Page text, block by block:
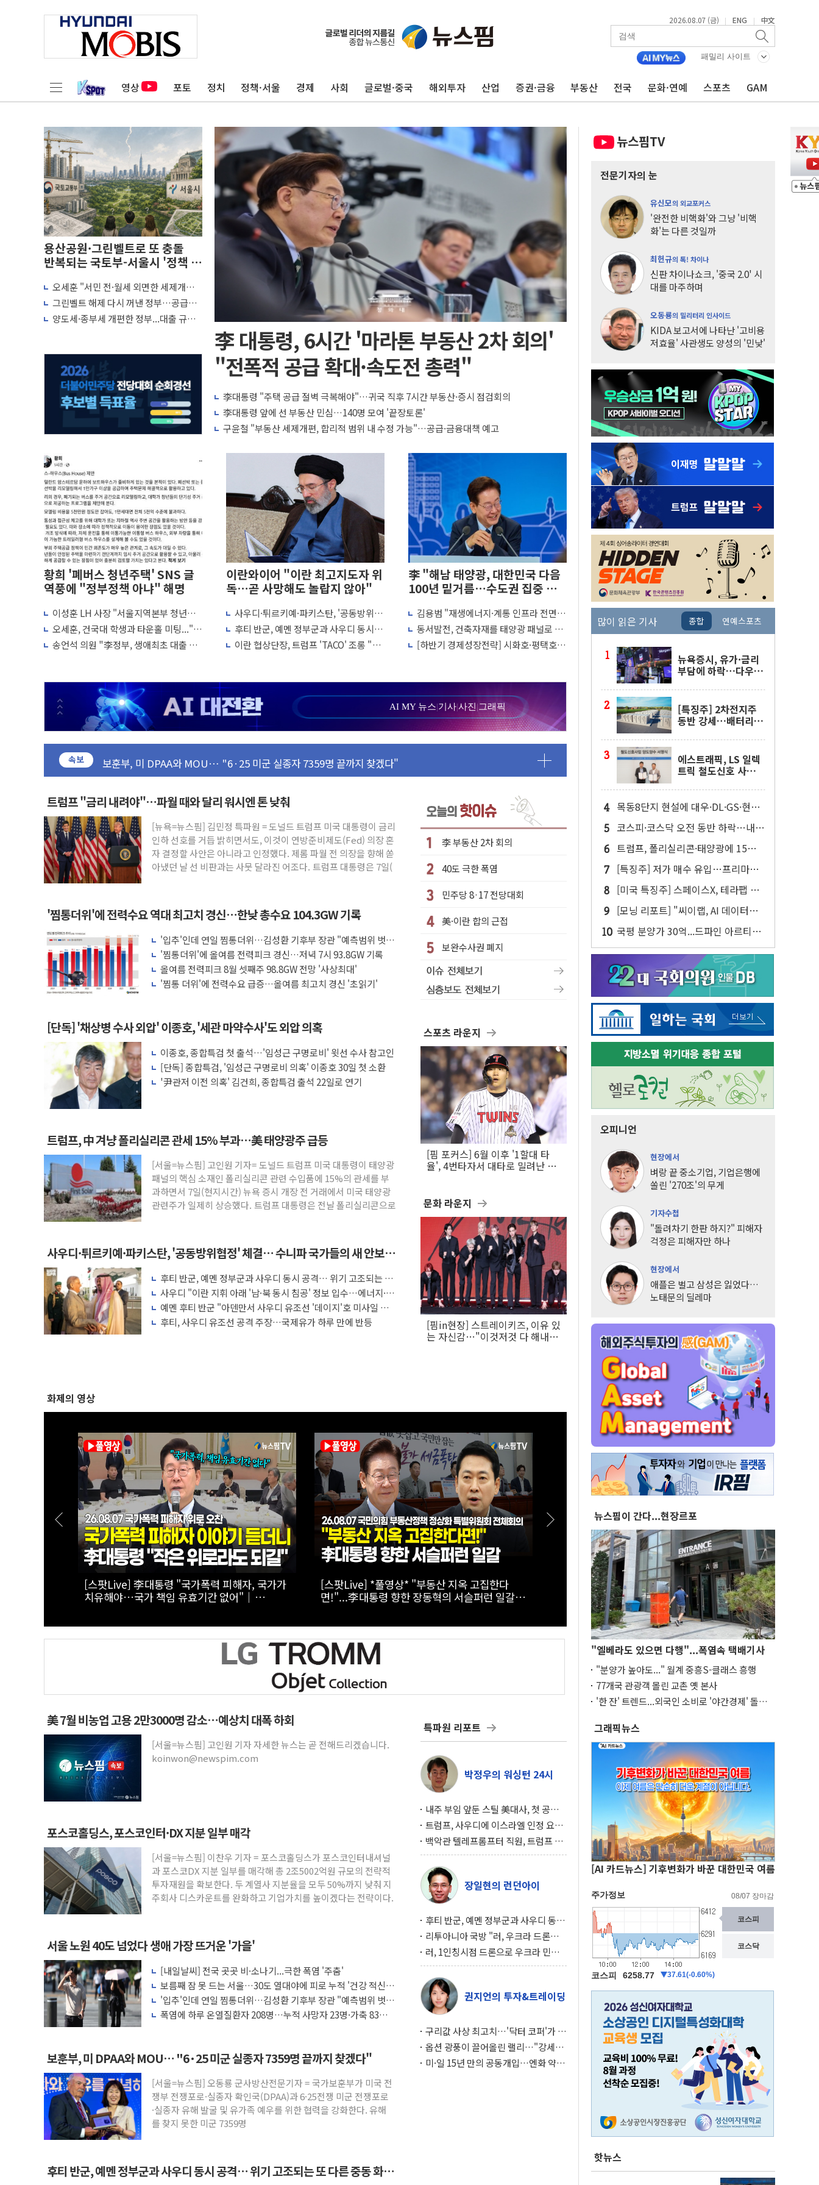
2026.08.07 (금) | ENG | 中文
패밀리 사이트
영상 포토 정치 정책·서울 경제 사회 글로벌·중국 해외투자 산업 증권·금융 부동산 전국 문화·연예 스포츠 GAM
용산공원·그린벨트로 또 충돌
반복되는 국토부-서울시 '정책 엇
오세훈 "서민 전·월세 외면한 세제개
편"…용산공원 훼손 안 돼
그린벨트 해제 다시 꺼낸 정부…공급난
해소 '단기 효과' 불투명
양도세·종부세 개편한 정부...대출 규제
李 대통령, 6시간 '마라톤 부동산 2차 회의'
"전폭적 공급 확대·속도전 총력"
李대통령 "주택 공급 절벽 극복해야"…귀국 직후 7시간 부동산·증시 점검회의
李대통령 앞에 선 부동산 민심…140명 모여 '끝장토론'
구윤철 "부동산 세제개편, 합리적 범위 내 수정 가능"…공급·금융대책 예고
황희 '폐버스 청년주택' SNS 글
역풍에 "정부정책 아냐" 해명
이성훈 LH 사장 "서울지역본부 청년주
택으로"…직원 사기 회복도 숙제
오세훈, 건국대 학생과 타운홀 미팅..."청
년 주택 7.4만가구 공급 실현"
송언석 의원 "李정부, 생애최초 대출 6억
이란와이어 "이란 최고지도자 위
독…곧 사망해도 놀랍지 않아"
사우디·튀르키예·파키스탄, '공동방위
협정' 체결… 수니파 국가들의 새 안보
협력 구도
후티 반군, 예멘 정부군과 사우디 동시 공
격… 위기 고조되는 또 다른 중동 화약고
이란 협상단장, 트럼프 'TACO' 조롱 "쇼
李 "해남 태양광, 대한민국 다음
100년 밑거름…수도권 집중 완
김용범 "재생에너지·계통 인프라 전면
개편…8월 '국가 에너지 비전' 발표"
동서발전, 건축자재를 태양광 패널로 활
용한다…차세대 에너지 기술 실증 착수
[하반기 경제성장전략] 시화호·평택호
AI MY 뉴스|기사|사진 |그래픽
속보
이란의 핵심 원유 수출항 '하르그섬', 최근 1주일 이상 '올스톱'… 美 해상봉쇄 영향
美 고용 쇼크에 엔화 장중 급등…시장은 "또 개입했나" 촉각
[AI MY 뉴스] 뉴욕 반도체주 프리뷰...美 고용 쇼크에 반도체주 '활짝'
[종합] 美 7월 고용 2만3000명 감소 '쇼크'…9월 금리 인상 기대 후퇴
[사진] 이슬람 수니파 3개국, 공동방위협정 체결
뉴욕증시 개장 전 특징주...아틀라시안·클라우드플레어·태양광주↑ VS 트레이드데스크·웬디스↓
보훈부, 미 DPAA와 MOU… "6·25 미군 실종자 7359명 끝까지 찾겠다"
트럼프 "금리 내려야"…파월 때와 달리 워시엔 톤 낮춰
특정 정치인 측근 포항시 정책특보 내정설...포항시 '시끌'
李 "해남 태양광, 대한민국 다음 100년 밑거름…수도권 집중 완화 전환점"
李 대통령, '6시간 마라톤 부동산 2차 회의' 주재… "전폭적 공급 확대·속도전 총력"
트럼프, 中 겨냥 폴리실리콘 관세 15% 부과…美 태양광주 급등
[사진] 빈살만과 에르도안의 만남
이란와이어 "이란 최고지도자 위독…곧 사망해도 놀랍지 않아"
[인도증시] 중동 불안 속 유가 상승에 소폭 하락...금융주 낙폭 커
폭염 누그러지고 가뭄 숙지나...경북동해안권 8~9일 최대 100mm 호우
사우디·튀르키예·파키스탄, '공동방위협정' 체결… 수니파 국가들의 새 안보 협력 구도
트럼프 "금리 내려야"…파월 때와 달리 워시엔 톤 낮춰
[뉴욕=뉴스핌] 김민정 특파원 = 도널드 트럼프 미국 대통령이 금리
인하 선호를 거듭 밝히면서도, 이것이 연방준비제도(Fed) 의장 혼
자 결정할 사안은 아니라고 인정했다. 제롬 파월 전 의장을 향해 쏟
아냈던 날 선 비판과는 사뭇 달라진 어조다. 트럼프 대통령은 7일(
'찜통더위'에 전력수요 역대 최고치 경신…한낮 총수요 104.3GW 기록
'입추'인데 연일 찜통더위…김성환 기후부 장관 "예측범위 벗어
나도 즉시대응"
'찜통더위'에 올여름 전력피크 경신…저녁 7시 93.8GW 기록
올여름 전력피크 8월 셋째주 98.8GW 전망 '사상최대'
'찜통 더위'에 전력수요 급증…올여름 최고치 경신 '초읽기'
[단독] '채상병 수사 외압' 이종호, '세관 마약수사'도 외압 의혹
이종호, 종합특검 첫 출석…'임성근 구명로비' 윗선 수사 참고인
[단독] 종합특검, '임성근 구명로비 의혹' 이종호 30일 첫 소환
'尹관저 이전 의혹' 김건희, 종합특검 출석 22일로 연기
트럼프, 中 겨냥 폴리실리콘 관세 15% 부과…美 태양광주 급등
[서울=뉴스핌] 고인원 기자= 도널드 트럼프 미국 대통령이 태양광
패널의 핵심 소재인 폴리실리콘 관련 수입품에 15%의 관세를 부
과하면서 7일(현지시간) 뉴욕 증시 개장 전 거래에서 미국 태양광
관련주가 일제히 상승했다. 트럼프 대통령은 전날 폴리실리콘으로
사우디·튀르키예·파키스탄, '공동방위협정' 체결… 수니파 국가들의 새 안보
협력 구도
후티 반군, 예멘 정부군과 사우디 동시 공격… 위기 고조되는 또
다른 중동 화약고
사우디 "이란 지휘 아래 '남·북 동시 침공' 정보 입수…에너지·
항만 표적"
예멘 후티 반군 "아덴만서 사우디 유조선 '데이지'호 미사일 공
격"
후티, 사우디 유조선 공격 주장…국제유가 하루 만에 반등
李 부동산 2차 회의
40도 극한 폭염
민주당 8·17 전당대회
美·이란 합의 근접
보완수사권 폐지
스포츠 라운지
[핌 포커스] 6월 이후 '1할대 타
율', 4번타자서 대타로 밀려난 LG
문화 라운지
[핌in현장] 스트레이키즈, 이유 있
는 자신감…"이것저것 다 해내는
화제의 영상
[스팟Live] 일상에서 장점이 더 돋보이는 '전기
패밀리 SUV' 볼보 EX90
[실전! 해외주식] 극한의 우주 환경을 돌파하는
AADX의 경쟁력
[스팟Live] 한자리에 모인 장군들...李대통령,
이상렬 대장 등 진급 장성 4명에 삼정검 수치 직
접 수여｜26.08.07 장성 진급·삼정검 수치 수
美 7월 비농업 고용 2만3000명 감소…예상치 대폭 하회
[서울=뉴스핌] 고인원 기자 자세한 뉴스는 곧 전해드리겠습니다.
koinwon@newspim.com
포스코홀딩스, 포스코인터·DX 지분 일부 매각
[서울=뉴스핌] 이찬우 기자 = 포스코홀딩스가 포스코인터내셔널
과 포스코DX 지분 일부를 매각해 총 2조5002억원 규모의 전략적
투자재원을 확보한다. 두 계열사 지분율을 모두 50%까지 낮춰 지
주회사 디스카운트를 완화하고 기업가치를 높이겠다는 전략이다.
서울 노원 40도 넘었다 생애 가장 뜨거운 '가을'
[내일날씨] 전국 곳곳 비·소나기...극한 폭염 '주춤'
보름째 잠 못 드는 서울…30도 열대야에 피로 누적 '건강 적신
호'
'입추'인데 연일 찜통더위…김성환 기후부 장관 "예측범위 벗어
나도 즉시대응"
폭염에 하루 온열질환자 208명…누적 사망자 23명·가축 83만
보훈부, 미 DPAA와 MOU… "6·25 미군 실종자 7359명 끝까지 찾겠다"
[서울=뉴스핌] 오동룡 군사방산전문기자 = 국가보훈부가 미국 전
쟁부 전쟁포로·실종자 확인국(DPAA)과 6·25전쟁 미군 전쟁포로
·실종자 유해 발굴 및 유가족 예우를 위한 협력을 강화한다. 유해
를 찾지 못한 미군 7359명
후티 반군, 예멘 정부군과 사우디 동시 공격… 위기 고조되는 또 다른 중동 화약
특파원 리포트
박정우의 워싱턴 24시
내주 부임 앞둔 스틸 美대사, 첫 공개
행사서 "한미동맹 강화 최우선 과제"
트럼프, 사우디에 이스라엘 인정 요
구…원자력 협정 서명 하루 만에 좌초
위기
백악관 텔레프롬프터 직원, 트럼프 연
설 미리 보고 베팅 시장서 10만달러 챙
겨
장일현의 런던아이
후티 반군, 예멘 정부군과 사우디 동시
공격… 위기 고조되는 또 다른 중동 화
약고
리투아니아 국방 "러, 우크라 드론으
로 나토 회원국 공격 검토… 거짓 깃발
작전"
러, 1인칭시점 드론으로 우크라 민간
인 '사파리' 공격… 시민들 공포감 극
대화 전략
권지언의 투자&트레이딩
구리값 사상 최고치…'닥터 코퍼'가 말
하는 경기 신호가 달라졌다
옵션 광풍이 끌어올린 랠리…"강세장
이면에 과열 경고등"
미·일 15년 만의 공동개입…엔화 약세
뉴스핌TV
전문기자의 눈
유신모의 외교포커스
'완전한 비핵화'와 그냥 '비핵
화'는 다른 것일까
최헌규의 톡! 차이나
신판 차이나쇼크, '중국 2.0' 시
대를 마주하며
오동룡의 밀리터리 인사이드
KIDA 보고서에 나타난 '고비용
저효율' 사관생도 양성의 '민낯'
많이 읽은 기사 종합 연예스포츠
뉴욕증시, 유가·금리
부담에 하락…다우 5
[특징주] 2차전지주
동반 강세…배터리3
에스트래픽, LS 일렉
트릭 철도신호 사업
목동8단지 현설에 대우·DL·GS·현산
참여…'공사비 인상 불가' 조건
코스피·코스닥 오전 동반 하락…내
린 종목이 두 배 넘어
트럼프, 폴리실리콘·태양광에 15%
관세…한국 등엔 '합산 상한' 적용
[특징주] 저가 매수 유입…프리마켓
대형주 소폭 반등
[미국 특징주] 스페이스X, 테라팹 부
지에 천연가스 발전소 건설 예정
[모닝 리포트] "씨이랩, AI 데이터센
터 구축 수혜 본격화…성장 시동"
국평 분양가 30억...드파인 아르티아
15가구 '줍줍' 나왔다
오피니언
현장에서
벼랑 끝 중소기업, 기업은행에
쏠린 '270조'의 무게
기자수첩
"돌려차기 한판 하지?" 피해자
걱정은 피해자만 하나
현장에서
애플은 벌고 삼성은 잃었다…
노태문의 딜레마
뉴스핌이 간다...현장르포
"엘베라도 있으면 다행"...폭염속 택배기사
"분양가 높아도..." 월계 중흥S-클래스 흥행
77개국 관광객 몰린 교촌 옛 본사
'한 잔' 트렌드...외국인 소비로 '야간경제' 돌파
그래픽뉴스
[AI 카드뉴스] 기후변화가 바꾼 대한민국 여름
핫뉴스